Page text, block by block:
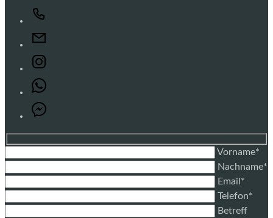
Vorname*
Nachname*
Email*
Telefon*
Betreff